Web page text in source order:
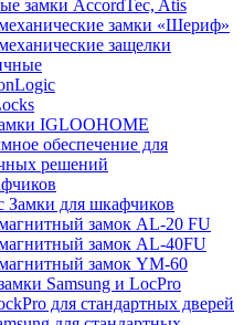
замки AccordTec, Atis
замки «Шериф»
защелки
IGLOOHOME
обеспечение для
решений
Замки для шкафчиков
замок AL-20 FU
замок AL-40FU
замок YM-60
Samsung и LocPro
для стандартных дверей